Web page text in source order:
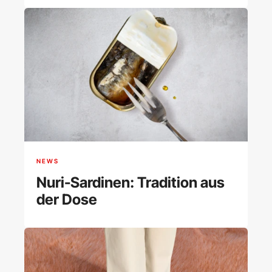
NEWS
Nuri-Sardinen: Tradition aus
der Dose